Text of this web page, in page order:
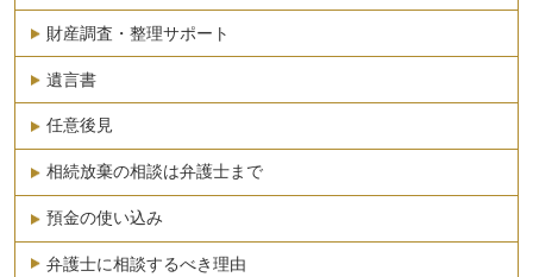
財産調査・整理サポート
遺言書
任意後見
相続放棄の相談は弁護士まで
預金の使い込み
弁護士に相談するべき理由